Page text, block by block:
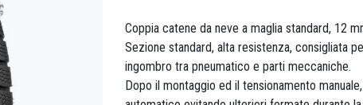
Coppia catene da neve a maglia standard, 12
Sezione standard, alta resistenza, consigliata
ingombro tra pneumatico e parti meccaniche.
Dopo il montaggio ed il tensionamento